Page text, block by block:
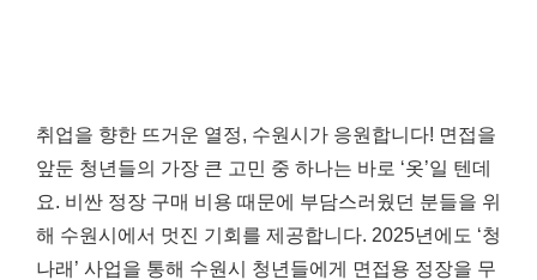
취업을 향한 뜨거운 열정, 수원시가 응원합니다! 면접을
앞둔 청년들의 가장 큰 고민 중 하나는 바로 ‘옷’일 텐데
요. 비싼 정장 구매 비용 때문에 부담스러웠던 분들을 위
해 수원시에서 멋진 기회를 제공합니다. 2025년에도 ‘청
나래’ 사업을 통해 수원시 청년들에게 면접용 정장을 무